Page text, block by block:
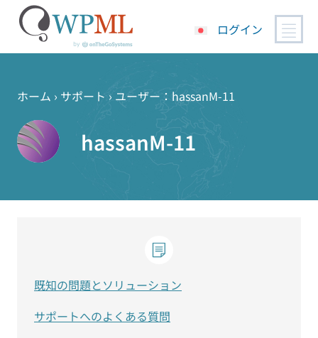
ッ
ログイン
ホーム › サポート › ユーザー：hassanM-11
hassanM-11
既知の問題とソリューション
サポートへのよくある質問